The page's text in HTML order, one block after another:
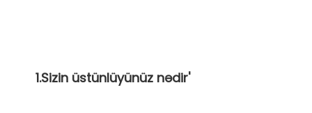
1.Sizin üstünlüyünüz nədir'